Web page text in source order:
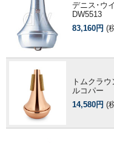
デニス･ウ
DW5513
83,160円 (
トムクラ
ルコパー
14,580円 (